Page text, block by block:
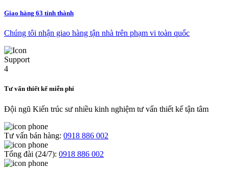
Giao hàng 63 tỉnh thành
Chúng tôi nhận giao hàng tận nhà trên phạm vi toàn quốc
Tư vấn thiết kế miễn phí
Đội ngũ Kiến trúc sư nhiều kinh nghiệm tư vấn thiết kế tận tâm
Tư vấn bán hàng: 0918 886 002
Tổng đài (24/7): 0918 886 002